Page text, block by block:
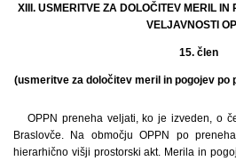
XIII. USMERITVE ZA DOLOČITEV MERIL
VELJAVNOSTI
15. člen
(usmeritve za določitev meril in pogojev po
OPPN preneha veljati, ko je izveden, o
Braslovče. Na območju OPPN po
hierarhično višji prostorski akt. Merila in